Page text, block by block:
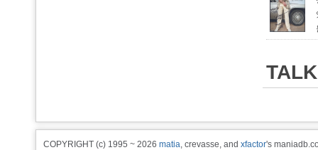
TALK
COPYRIGHT (c) 1995 ~ 2026 matia, crevasse, and xfactor's